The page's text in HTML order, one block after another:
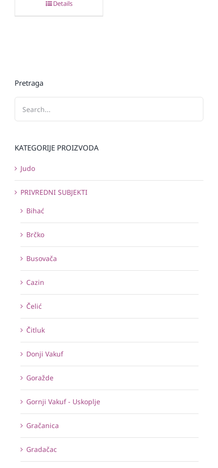
Details
Pretraga
KATEGORIJE PROIZVODA
Judo
PRIVREDNI SUBJEKTI
Bihać
Brčko
Busovača
Cazin
Čelić
Čitluk
Donji Vakuf
Goražde
Gornji Vakuf - Uskoplje
Gračanica
Gradačac